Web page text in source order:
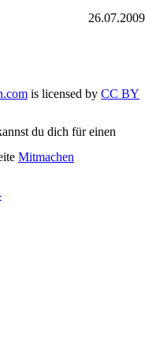
26.07.2009
is licensed by CC BY
du dich für einen
Mitmachen